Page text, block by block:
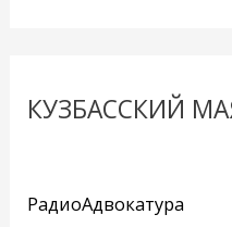
КУЗБАССКИЙ
РадиоАдвокатура